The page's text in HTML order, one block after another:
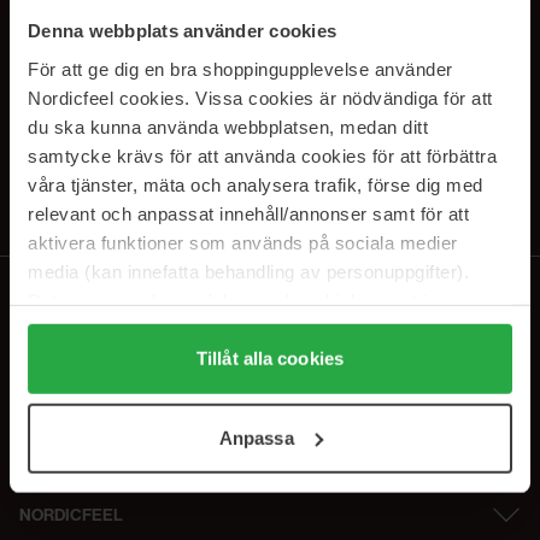
Denna webbplats använder cookies
För att ge dig en bra shoppingupplevelse använder
Nordicfeel cookies. Vissa cookies är nödvändiga för att
du ska kunna använda webbplatsen, medan ditt
samtycke krävs för att använda cookies för att förbättra
våra tjänster, mäta och analysera trafik, förse dig med
relevant och anpassat innehåll/annonser samt för att
aktivera funktioner som används på sociala medier
media (kan innefatta behandling av personuppgifter).
Genom att trycka på "Tillåt alla cookies" accepterar du
alla cookies, medan du under "Detaljer" kan anpassa
användningen av cookies. Du kan när som helst återkalla
samt vår Integritetspolicy.
Tillåt alla cookies
Anpassa
SUBSCRIBE TO OUR
NEWSLETTER
E-postadresse
Ved å abonnere godtar du vårpersonvernerklæring. Du kan melde deg
NORDICFEEL